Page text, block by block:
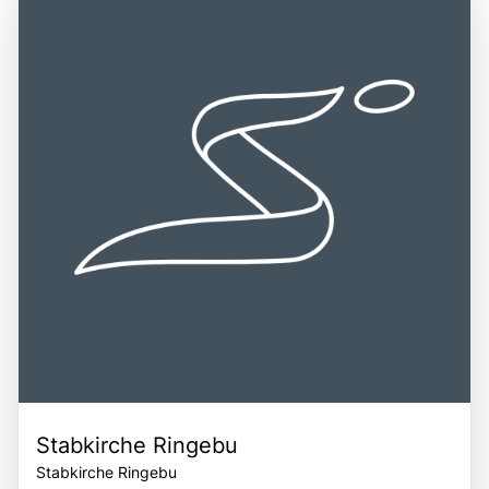
Nähe zu weiteren Naturwundern macht den
Geirangerfjord zu einem bereichernden Erlebnis für alle,
die die Faszination der norwegischen Natur und Kultur
Stabkirche Ringebu
Stabkirche Ringebu